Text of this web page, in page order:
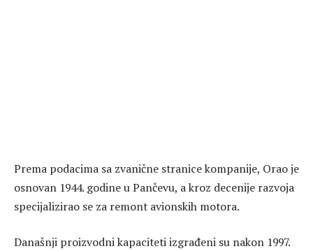
Prema podacima sa zvanične stranice kompanije, Orao je
osnovan 1944. godine u Pančevu, a kroz decenije razvoja
specijalizirao se za remont avionskih motora.
Današnji proizvodni kapaciteti izgrađeni su nakon 1997.